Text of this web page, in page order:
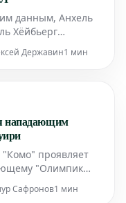
данным, Анхель
Хёйбьерг
лиги. Оба игрока,
Державин1 мин
нападающим
"Комо" проявляет
"Олимпик
своим талантом и
Сафронов1 мин